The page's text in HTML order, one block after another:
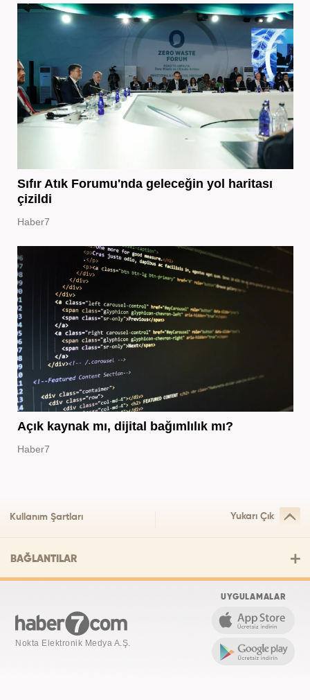
Sıfır Atık Forumu'nda geleceğin yol haritası
çizildi
Haber7
Açık kaynak mı, dijital bağımlılık mı?
Haber7
Kullanım Şartları Yukarı Çık
BAĞLANTILAR
Nokta Elektronik Medya A.Ş.
UYGULAMALAR